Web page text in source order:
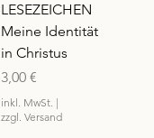
LESEZEICHEN
Meine Identität
in Christus
Preis
3,00 €
inkl. MwSt. |
zzgl. Versand